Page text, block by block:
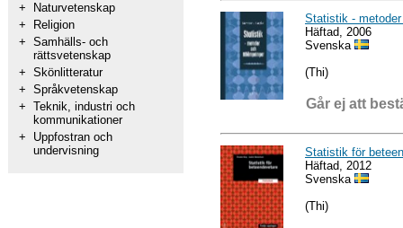
+
Naturvetenskap
+
Religion
+ Samhälls- och
rättsvetenskap
+ Skönlitteratur
+ Språkvetenskap
+ Teknik, industri och
kommunikationer
+
Uppfostran och
undervisning
Statistik -
Häftad, 2006
Svenska
(Thi)
Går ej att
Statistik för
Häftad, 2012
Svenska
(Thi)